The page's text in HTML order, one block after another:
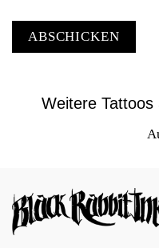
ABSCHICKEN
Weitere